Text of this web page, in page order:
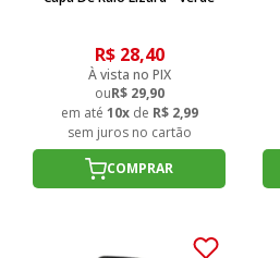
R$ 28,40
À vista no PIX
ouR$ 29,90
em até 10xde R$ 2,99
sem juros no cartão
COMPRAR